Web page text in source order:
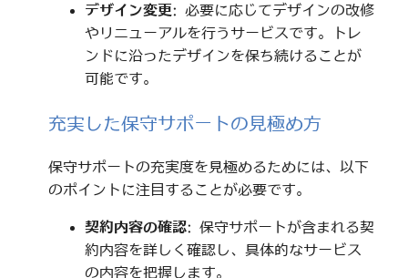
デザイン変更: 必要に応じてデザインの改修
やリニューアルを行うサービスです。トレ
ンドに沿ったデザインを保ち続けることが
可能です。
充実した保守サポートの見極め方
保守サポートの充実度を見極めるためには、以下
のポイントに注目することが必要です。
契約内容の確認: 保守サポートが含まれる契
約内容を詳しく確認し、具体的なサービス
の内容を把握します。